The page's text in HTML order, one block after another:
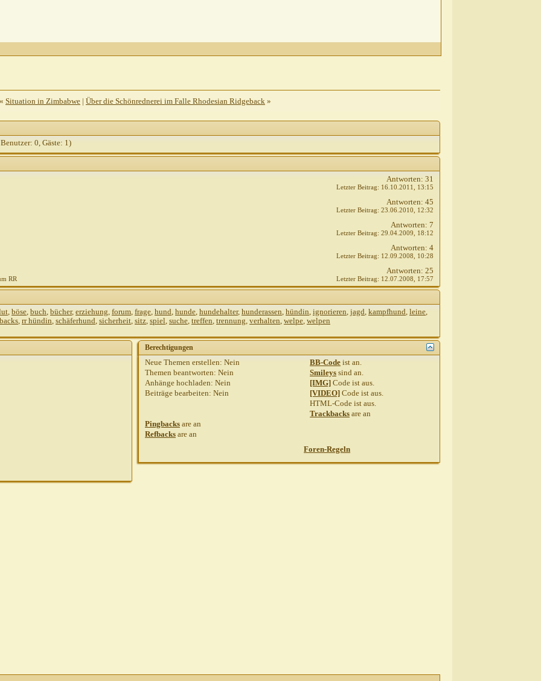
« Situation in Zimbabwe | Über die Schönrednerei im Falle Rhodesian Ridgeback »
0, Gäste: 1)
Antworten: 31
Letzter Beitrag: 16.10.2011, 13:15
Antworten: 45
Letzter Beitrag: 23.06.2010, 12:32
Antworten: 7
Letzter Beitrag: 29.04.2009, 18:12
Antworten: 4
Letzter Beitrag: 12.09.2008, 10:28
RR
Antworten: 25
Letzter Beitrag: 12.07.2008, 17:57
, böse, buch, bücher, erziehung, forum, frage, hund, hunde, hundehalter, hunderassen, hündin, ignorieren, jagd, kampfhund, leine,
, rr hündin, schäferhund, sicherheit, sitz, spiel, suche, treffen, trennung, verhalten, welpe, welpen
Berechtigungen
Neue Themen erstellen:Nein
Themen beantworten:Nein
Anhänge hochladen:Nein
Beiträge bearbeiten:Nein
BB-Code istan.
Smileys sindan.
[IMG] Code istaus.
[VIDEO] Code istaus.
HTML-Code istaus.
Trackbacks arean
Pingbacks arean
Refbacks arean
Foren-Regeln